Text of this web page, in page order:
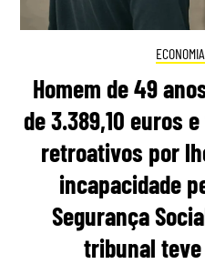
ECONOMIA
Homem de 49
de 3.389,10 euros
retroativos por
incapacidade
Segurança
tribunal